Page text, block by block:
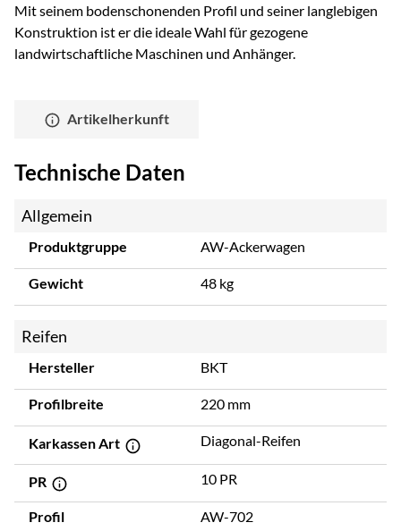
Mit seinem bodenschonenden Profil und seiner langlebigen
Konstruktion ist er die ideale Wahl für gezogene
landwirtschaftliche Maschinen und Anhänger.
Artikelherkunft
Technische Daten
Allgemein
Produktgruppe AW-Ackerwagen
Gewicht 48 kg
Reifen
Hersteller BKT
Profilbreite 220 mm
Karkassen Art Diagonal-Reifen
PR 10 PR
Profil AW-702